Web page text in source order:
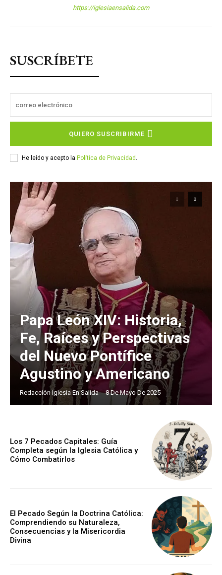
https://iglesiaensalida.com
SUSCRÍBETE
QUIERO SUSCRIBIRME
He leído y acepto la Política de Privacidad
Papa León XIV: Historia,
Fe, Raíces y Perspectivas
del Nuevo Pontífice
Agustino y Americano
Redacción Iglesia En Salida - 8 De Mayo De 2025
Los 7 Pecados Capitales: Guía
Completa según la Iglesia Católica y
Cómo Combatirlos
El Pecado Según la Doctrina Católica:
Comprendiendo su Naturaleza,
Consecuencias y la Misericordia
Divina